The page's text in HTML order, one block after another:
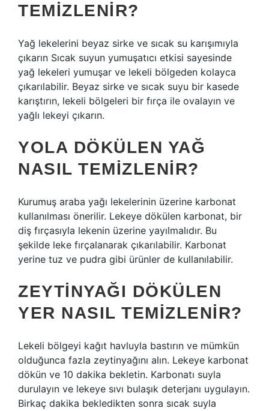
TEMIZLENIR?
Yağ lekelerini beyaz sirke ve sıcak su karışımıyla
çıkarın Sıcak suyun yumuşatıcı etkisi sayesinde
yağ lekeleri yumuşar ve lekeli bölgeden kolayca
çıkarılabilir. Beyaz sirke ve sıcak suyu bir kasede
karıştırın, lekeli bölgeleri bir fırça ile ovalayın ve
yağlı lekeyi çıkarın.
YOLA DÖKÜLEN YAĞ
NASIL TEMIZLENIR?
Kurumuş araba yağı lekelerinin üzerine karbonat
kullanılması önerilir. Lekeye dökülen karbonat, bir
diş fırçasıyla lekenin üzerine yayılmalıdır. Bu
şekilde leke fırçalanarak çıkarılabilir. Karbonat
yerine tuz ve pudra gibi ürünler de kullanılabilir.
ZEYTINYAĞI DÖKÜLEN
YER NASIL TEMIZLENIR?
Lekeli bölgeyi kağıt havluyla bastırın ve mümkün
olduğunca fazla zeytinyağını alın. Lekeye karbonat
dökün ve 10 dakika bekletin. Karbonatı suyla
durulayın ve lekeye sıvı bulaşık deterjanı uygulayın.
Birkaç dakika bekledikten sonra sıcak suyla